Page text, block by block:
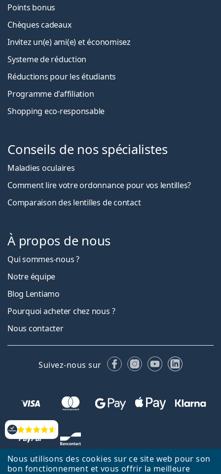
Nous utilisons des cookies sur ce site web pour son
bon fonctionnement et vous offrir la meilleure
Évaluation
Points bonus
Chèques cadeaux
Invitez un(e) ami(e) et économisez
Systeme de réduction
Réductions pour les étudiants
Programme d'affiliation
Shopping eco-responsable
Conseils de nos spécialistes
Maladies oculaires
Comment lire votre ordonnance pour vos lentilles?
Comparaison des lentilles de contact
À propos de nous
Qui sommes-nous ?
Notre équipe
Blog Lentiamo
Pourquoi acheter chez nous ?
Nous contacter
Suivez-nous sur FacebookInstagram
YouTubeLinkedIn